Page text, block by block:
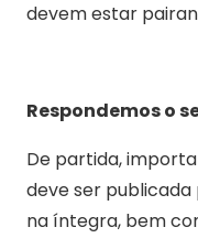
devem estar
Respondemos o
De partida,
deve ser
na íntegra, bem